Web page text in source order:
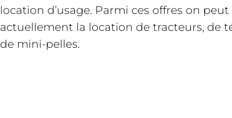
location d’usage. Parmi ces offres on
actuellement la location de tracteurs, de
de mini-pelles.